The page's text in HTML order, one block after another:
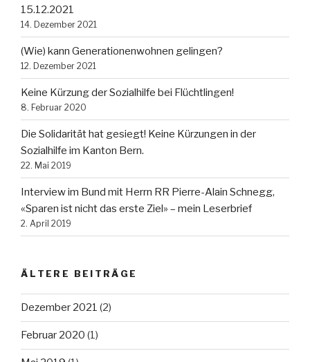
15.12.2021
14. Dezember 2021
(Wie) kann Generationenwohnen gelingen?
12. Dezember 2021
Keine Kürzung der Sozialhilfe bei Flüchtlingen!
8. Februar 2020
Die Solidarität hat gesiegt! Keine Kürzungen in der
Sozialhilfe im Kanton Bern.
22. Mai 2019
Interview im Bund mit Herrn RR Pierre-Alain Schnegg,
«Sparen ist nicht das erste Ziel» – mein Leserbrief
2. April 2019
ÄLTERE BEITRÄGE
Dezember 2021 (2)
Februar 2020 (1)